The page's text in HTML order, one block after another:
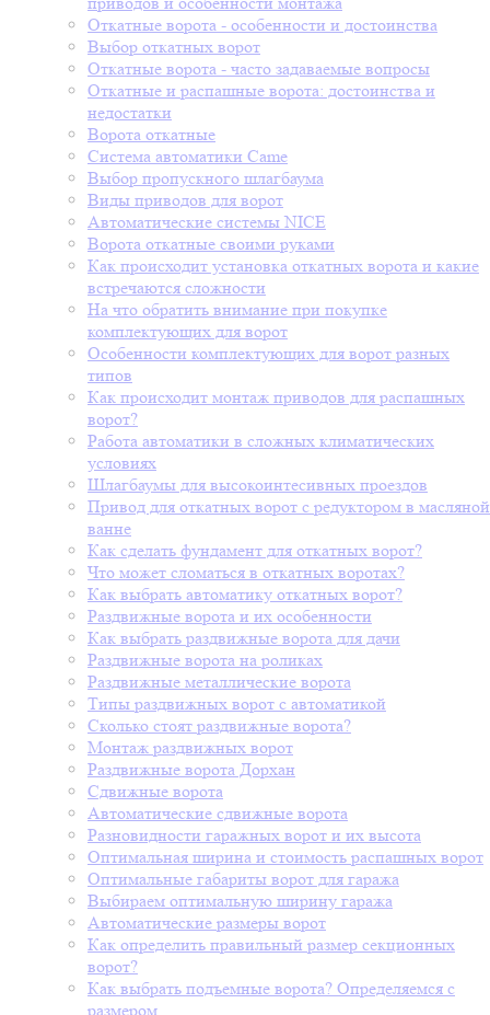
Откатные ворота - особенности и достоинства
Выбор откатных ворот
Откатные ворота - часто задаваемые вопросы
Откатные и распашные ворота: достоинства и
недостатки
Ворота откатные
Система автоматики Came
Выбор пропускного шлагбаума
Виды приводов для ворот
Автоматические системы NICE
Ворота откатные своими руками
Как происходит установка откатных ворота и какие
встречаются сложности
На что обратить внимание при покупке
комплектующих для ворот
Особенности комплектующих для ворот разных
типов
Как происходит монтаж приводов для распашных
ворот?
Работа автоматики в сложных климатических
условиях
Шлагбаумы для высокоинтесивных проездов
Привод для откатных ворот с редуктором в масляной
ванне
Как сделать фундамент для откатных ворот?
Что может сломаться в откатных воротах?
Как выбрать автоматику откатных ворот?
Раздвижные ворота и их особенности
Как выбрать раздвижные ворота для дачи
Раздвижные ворота на роликах
Раздвижные металлические ворота
Типы раздвижных ворот с автоматикой
Сколько стоят раздвижные ворота?
Монтаж раздвижных ворот
Раздвижные ворота Дорхан
Сдвижные ворота
Автоматические сдвижные ворота
Разновидности гаражных ворот и их высота
Оптимальная ширина и стоимость распашных ворот
Оптимальные габариты ворот для гаража
Выбираем оптимальную ширину гаража
Автоматические размеры ворот
Как определить правильный размер секционных
ворот?
Как выбрать подъемные ворота? Определяемся с
размером